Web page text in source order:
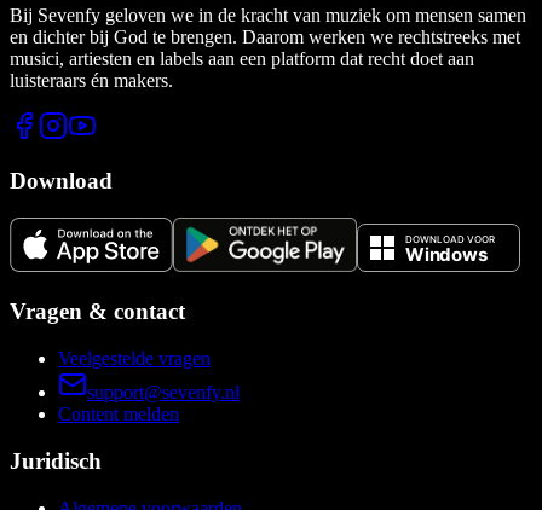
Bij Sevenfy geloven we in de kracht van muziek om mensen samen
en dichter bij God te brengen. Daarom werken we rechtstreeks met
musici, artiesten en labels aan een platform dat recht doet aan
luisteraars én makers.
Download
Vragen & contact
Veelgestelde vragen
support@sevenfy.nl
Content melden
Juridisch